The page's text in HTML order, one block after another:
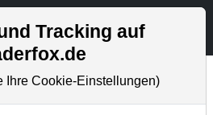
Aktien- und Artikelsuche
Tracking auf
Ihre Cookie-Einstellungen)